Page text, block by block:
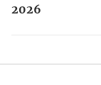
2026